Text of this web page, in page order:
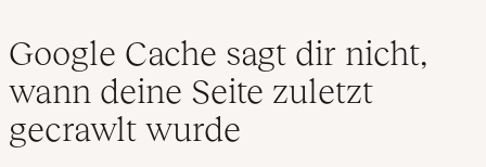
Google Cache sagt dir nicht,
wann deine Seite zuletzt
gecrawlt wurde